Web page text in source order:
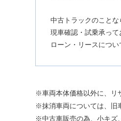
中古トラックのことな
現車確認・試乗承って
ローン・リースについ
車両本体価格以外に、リ
抹消車両については、旧
中古車販売の為、小キズ